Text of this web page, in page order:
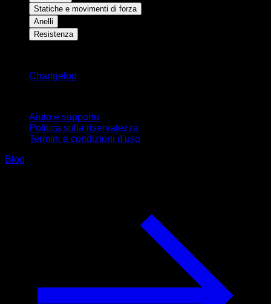
Statiche e movimenti di forza
Anelli
Resistenza
Changelog
Aiuto e supporto
Politica sulla riservatezza
Termini e condizioni d'uso
Blog